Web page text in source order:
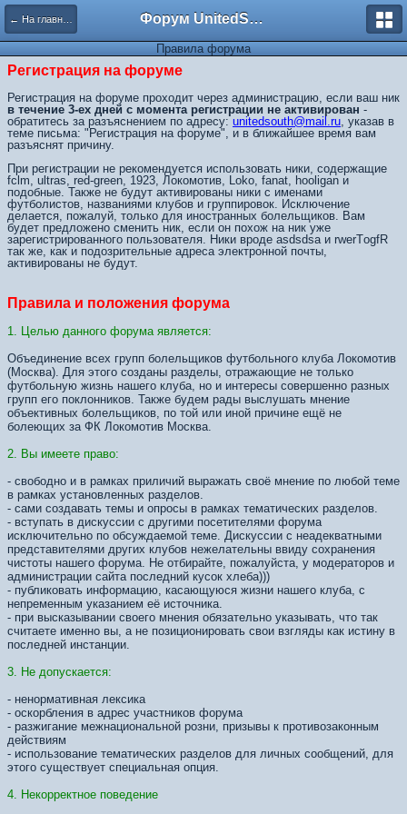
← На главную Форум UnitedSouth
Правила форума
Регистрация на форуме
Регистрация на форуме проходит через администрацию, если ваш ник
в течение 3-ех дней с момента регистрации не активирован -
обратитесь за разъяснением по адресу: unitedsouth@mail.ru, указав в
теме письма: "Регистрация на форуме", и в ближайшее время вам
разъяснят причину.
При регистрации не рекомендуется использовать ники, содержащие
fclm, ultras, red-green, 1923, Локомотив, Loko, fanat, hooligan и
подобные. Также не будут активированы ники с именами
футболистов, названиями клубов и группировок. Исключение
делается, пожалуй, только для иностранных болельщиков. Вам
будет предложено сменить ник, если он похож на ник уже
зарегистрированного пользователя. Ники вроде asdsdsa и rwerTоgfR
так же, как и подозрительные адреса электронной почты,
активированы не будут.
Правила и положения форума
1. Целью данного форума является:
Объединение всех групп болельщиков футбольного клуба Локомотив
(Москва). Для этого созданы разделы, отражающие не только
футбольную жизнь нашего клуба, но и интересы совершенно разных
групп его поклонников. Также будем рады выслушать мнение
объективных болельщиков, по той или иной причине ещё не
болеющих за ФК Локомотив Москва.
2. Вы имеете право:
- свободно и в рамках приличий выражать своё мнение по любой теме
в рамках установленных разделов.
- сами создавать темы и опросы в рамках тематических разделов.
- вступать в дискуссии с другими посетителями форума
исключительно по обсуждаемой теме. Дискуссии с неадекватными
представителями других клубов нежелательны ввиду сохранения
чистоты нашего форума. Не отбирайте, пожалуйста, у модераторов и
администрации сайта последний кусок хлеба)))
- публиковать информацию, касающуюся жизни нашего клуба, с
непременным указанием её источника.
- при высказывании своего мнения обязательно указывать, что так
считаете именно вы, а не позиционировать свои взгляды как истину в
последней инстанции.
3. Не допускается:
- ненормативная лексика
- оскорбления в адрес участников форума
- разжигание межнациональной розни, призывы к противозаконным
действиям
- использование тематических разделов для личных сообщений, для
этого существует специальная опция.
4. Некорректное поведение